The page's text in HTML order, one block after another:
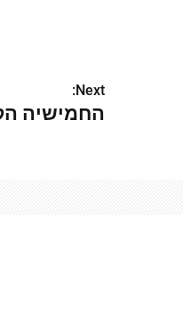
Next:
החמישיה